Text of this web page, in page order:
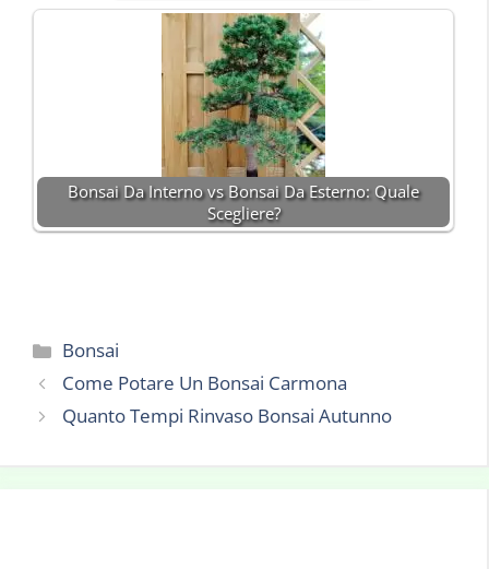
Bonsai Da Interno vs Bonsai Da Esterno: Quale
Scegliere?
Categorie
Bonsai
Come Potare Un Bonsai Carmona
Quanto Tempi Rinvaso Bonsai Autunno